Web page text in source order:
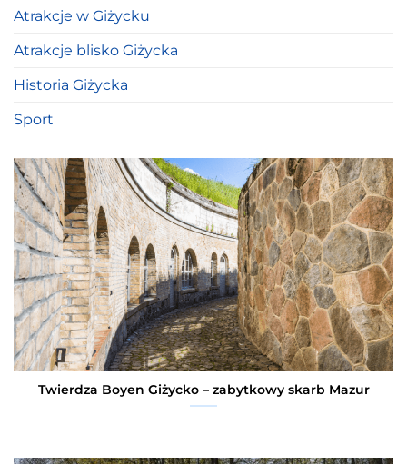
Atrakcje w Giżycku
Atrakcje blisko Giżycka
Historia Giżycka
Sport
Twierdza Boyen Giżycko – zabytkowy skarb Mazur